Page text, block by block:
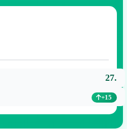
27.
+15